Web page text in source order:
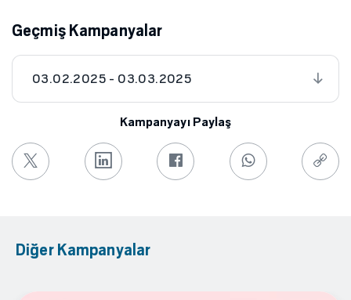
Geçmiş Kampanyalar
03.02.2025 - 03.03.2025
Kampanyayı Paylaş
Diğer Kampanyalar